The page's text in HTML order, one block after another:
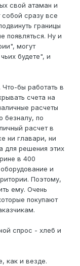
свой атаман и
собой сразу все
границы
появляться. Ну и
могут
будете", и
Что-бы работать в
счета на
расчеты
безналу, по
расчет в
ни главари, ни
для решения этих
в 400
и
Поэтому,
ему. Очень
покупают
спрос - хлеб и
как и везде.